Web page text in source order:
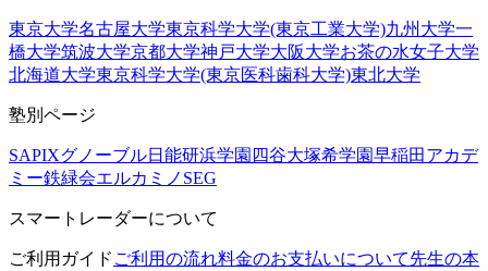
東京大学名古屋大学東京科学大学(東京工業大学)九州大学一
橋大学筑波大学京都大学神戸大学大阪大学お茶の水女子大学
北海道大学東京科学大学(東京医科歯科大学)東北大学
塾別ページ
SAPIXグノーブル日能研浜学園 四谷大塚希学園早稲田アカデ
ミー鉄緑会エルカミノ SEG
スマートレーダーについて
ご利用ガイド ご利用の流れ料金のお支払いについて先生の本